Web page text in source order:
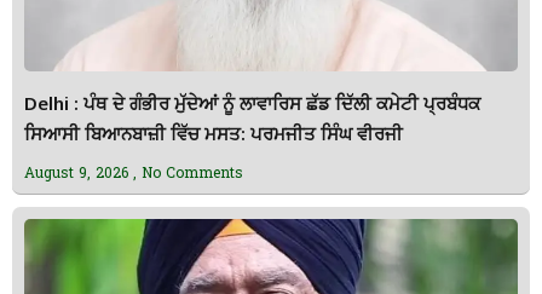
Delhi : ਪੰਥ ਦੇ ਗੰਭੀਰ ਮੁੱਦੇਆਂ ਨੂੰ ਲਾਵਾਰਿਸ ਛੱਡ ਦਿੱਲੀ ਕਮੇਟੀ ਪ੍ਰਬੰਧਕ
ਸਿਆਸੀ ਬਿਆਨਬਾਜ਼ੀ ਵਿੱਚ ਮਸਤ: ਪਰਮਜੀਤ ਸਿੰਘ ਵੀਰਜੀ
August 9, 2026 No Comments